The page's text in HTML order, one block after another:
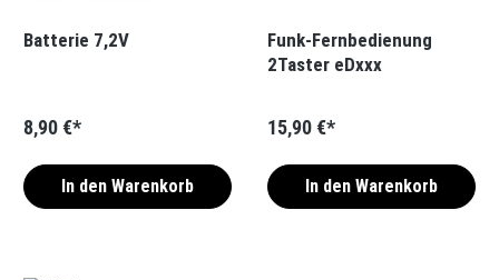
Batterie 7,2V
8,90 €*
In den Warenkorb
Funk-Fernbedienung
2Taster eDxxx
15,90 €*
In den Warenkorb